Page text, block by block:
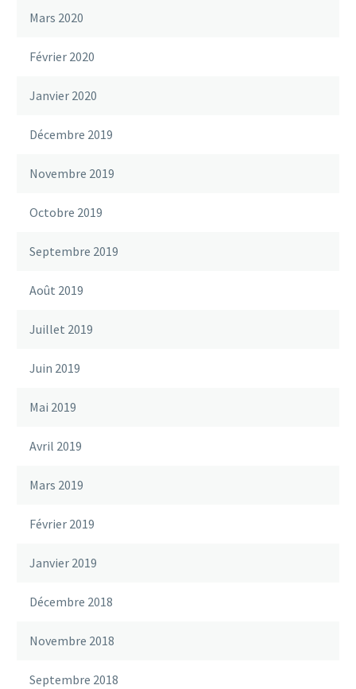
Mars 2020
Février 2020
Janvier 2020
Décembre 2019
Novembre 2019
Octobre 2019
Septembre 2019
Août 2019
Juillet 2019
Juin 2019
Mai 2019
Avril 2019
Mars 2019
Février 2019
Janvier 2019
Décembre 2018
Novembre 2018
Septembre 2018